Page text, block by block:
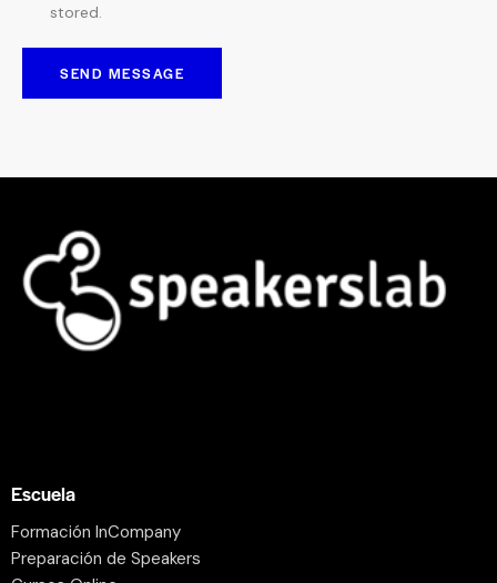
stored.
SEND MESSAGE
Escuela
Formación InCompany
Preparación de Speakers